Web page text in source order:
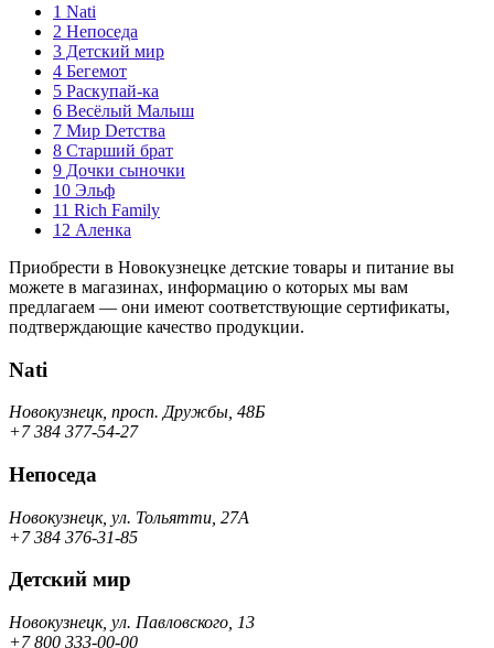
1 Nati
2 Непоседа
3 Детский мир
4 Бегемот
5 Раскупай-ка
6 Весёлый Малыш
7 Мир Dетства
8 Старший брат
9 Дочки сыночки
10 Эльф
11 Rich Family
12 Аленка
Приобрести в Новокузнецке детские товары и питание вы
можете в магазинах, информацию о которых мы вам
предлагаем — они имеют соответствующие сертификаты,
подтверждающие качество продукции.
Nati
Новокузнецк, просп. Дружбы, 48Б
+7 384 377-54-27
Непоседа
Новокузнецк, ул. Тольятти, 27А
+7 384 376-31-85
Детский мир
Новокузнецк, ул. Павловского, 13
+7 800 333-00-00